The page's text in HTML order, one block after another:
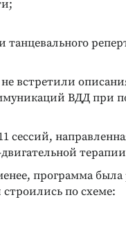
встретили
ВДД при
сессий,
программа была
по схеме: